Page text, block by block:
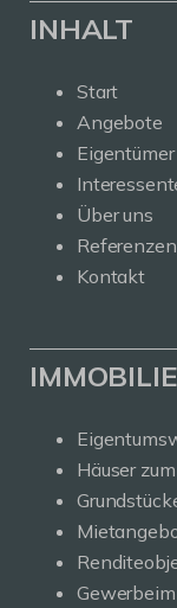
INHALT
Start
Angebote
Eigentümer
Über uns
Referenzen
Kontakt
Häuser